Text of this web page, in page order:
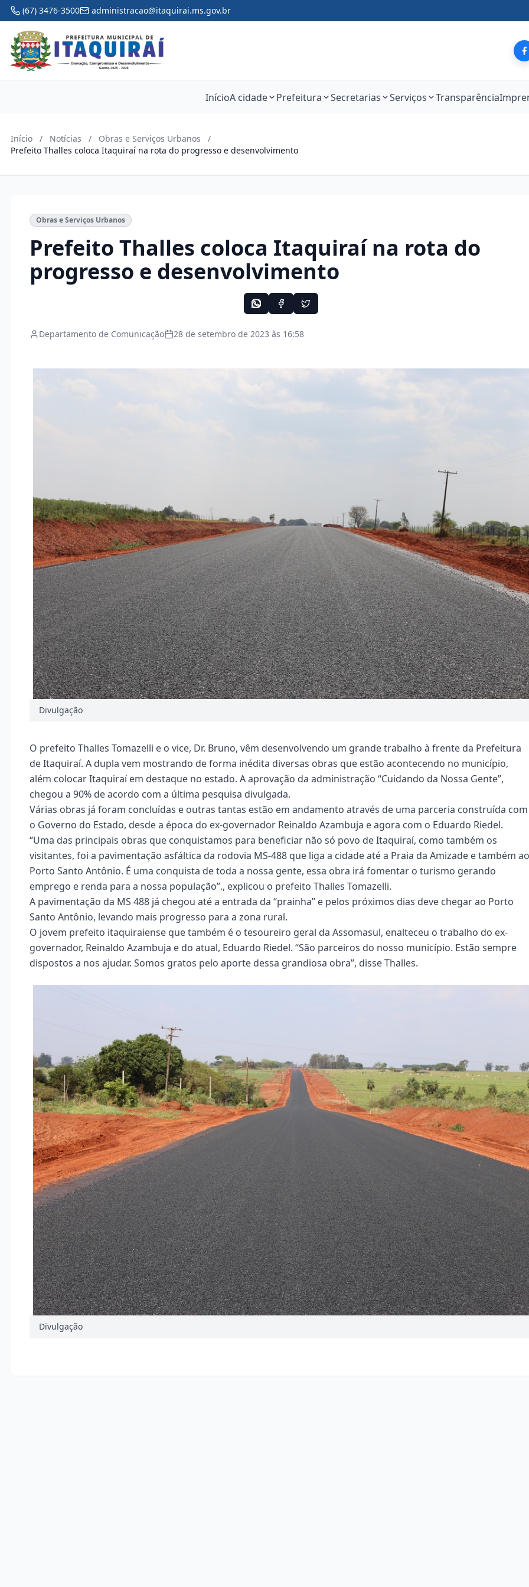
(67) 3476-3500 administracao@itaquirai.ms.gov.br
InícioA cidade Prefeitura Secretarias Serviços Transparência
Início / Notícias / Obras e Serviços Urbanos
/
Prefeito Thalles coloca Itaquiraí na rota do progresso e desenvolvimento
Obras e Serviços Urbanos
Prefeito Thalles coloca Itaquiraí na rota do
progresso e desenvolvimento
Departamento de Comunicação 28 de setembro de 2023 às 16:58
Divulgação
O prefeito Thalles Tomazelli e o vice, Dr. Bruno, vêm desenvolvendo um grande trabalho à frente da Prefeitura
de Itaquiraí. A dupla vem mostrando de forma inédita diversas obras que estão acontecendo no município,
além colocar Itaquiraí em destaque no estado. A aprovação da administração “Cuidando da Nossa Gente”,
chegou a 90% de acordo com a última pesquisa divulgada.
Várias obras já foram concluídas e outras tantas estão em andamento através de uma parceria construída com
o Governo do Estado, desde a época do ex-governador Reinaldo Azambuja e agora com o Eduardo Riedel.
“Uma das principais obras que conquistamos para beneficiar não só povo de Itaquiraí, como também os
visitantes, foi a pavimentação asfáltica da rodovia MS-488 que liga a cidade até a Praia da Amizade e também ao
Porto Santo Antônio. É uma conquista de toda a nossa gente, essa obra irá fomentar o turismo gerando
emprego e renda para a nossa população”., explicou o prefeito Thalles Tomazelli.
A pavimentação da MS 488 já chegou até a entrada da “prainha” e pelos próximos dias deve chegar ao Porto
Santo Antônio, levando mais progresso para a zona rural.
O jovem prefeito itaquiraiense que também é o tesoureiro geral da Assomasul, enalteceu o trabalho do ex-
governador, Reinaldo Azambuja e do atual, Eduardo Riedel. “São parceiros do nosso município. Estão sempre
dispostos a nos ajudar. Somos gratos pelo aporte dessa grandiosa obra”, disse Thalles.
Divulgação